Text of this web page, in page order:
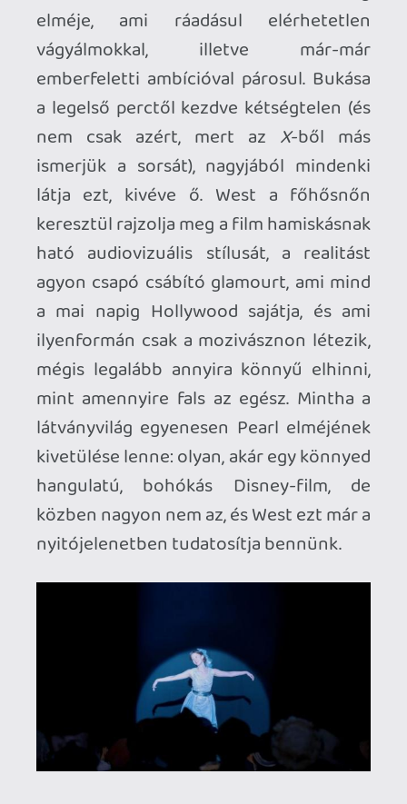
Mindennek pedig az a 8 perces vágatlan
monológ az abszolút csúcspontja,
amelyben Pearl abba a világba kiabálja
bele élete összes bánatát, fájdalmát,
csalódottságát, gyászát és haragját, ami
elutasította és használt rongyként dobta
félre. Végül nem sztár lesz belőle, hanem
gyilkos, és bármennyire nem méltó az
együttérzésre, mégis szinte már
megsajnáljuk őt. Ahogy suttogva,
hadarva, akadozva, majd ordítva beszéli ki
érzéseit és az angyali értetlenségből
eljut a gyilkos ösztön felismeréséig, Mia
Goth minden mozdulata, hanglejtése,
minden egyes apró arcrándulása
visszatükrözi a karakter fejében dúló
embertelen káoszt. És afelől senkinek se
legyenek kétségei, hogy ha egy olyan
világban élnénk, amiben az Amerikai
Filmakadémia kicsit komolyabban venné
a horror műfajt, ezért az alakításért Goth
csont nélkül bezsebelné az Oscar-díjat.
Mindenesetre bőven adtak már át
magasan jegyzett elismeréseket ennél
jóval gyengébb teljesítményekért is.
Aztán persze ott van a stáblista alatt
villantott egyszerre őrült, kényelmetlen